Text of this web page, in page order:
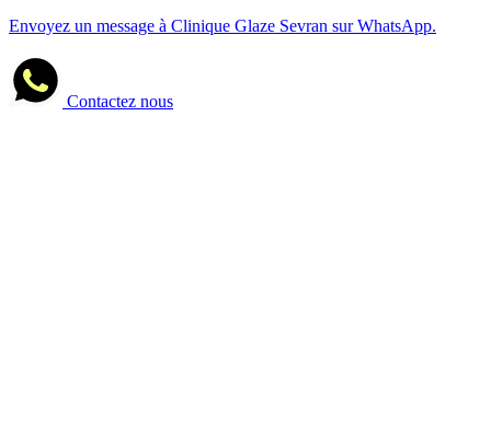
Envoyez un message à Clinique Glaze Sevran sur WhatsApp.
Contactez nous